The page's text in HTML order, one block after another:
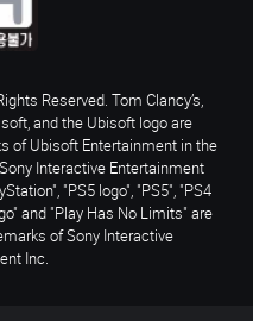
Reserved. Tom Clancy’s,
and the Ubisoft logo are
of Ubisoft Entertainment in the
Interactive Entertainment
"PS5 logo", "PS5", "PS4
and "Play Has No Limits" are
of Sony Interactive
Inc.